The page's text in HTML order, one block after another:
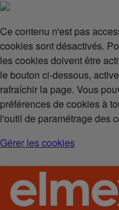
Ce contenu n'est pas
cookies sont désactivés.
les cookies doivent être
le bouton ci-dessous,
rafraîchir la page. Vous
préférences de cookies à
l'outil de paramétrage des
Gérer les cookies